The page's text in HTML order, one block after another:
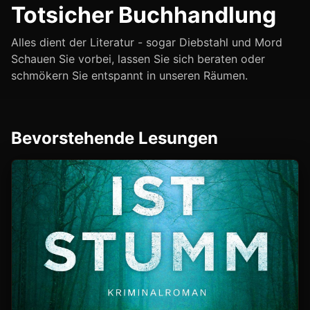
Totsicher Buchhandlung
Alles dient der Literatur - sogar Diebstahl und Mord
Schauen Sie vorbei, lassen Sie sich beraten oder
schmökern Sie entspannt in unseren Räumen.
Bevorstehende Lesungen